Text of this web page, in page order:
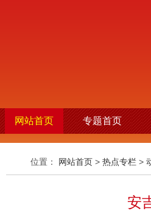
网站首页 专题首页
位置： 网站首页 > 热点专栏 >
安